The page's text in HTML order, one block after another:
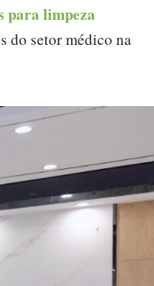
para limpeza
do setor médico na